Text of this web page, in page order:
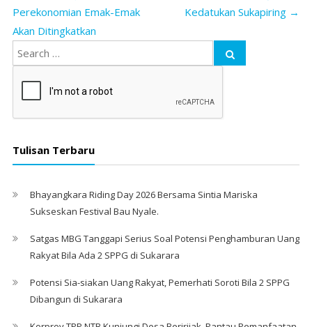
Perekonomian Emak-Emak
Akan Ditingkatkan
Kedatukan Sukapiring →
Tulisan Terbaru
Bhayangkara Riding Day 2026 Bersama Sintia Mariska
Sukseskan Festival Bau Nyale. ‎
Satgas MBG Tanggapi Serius Soal Potensi Penghamburan Uang
Rakyat Bila Ada 2 SPPG di Sukarara
Potensi Sia-siakan Uang Rakyat, Pemerhati Soroti Bila 2 SPPG
Dibangun di Sukarara